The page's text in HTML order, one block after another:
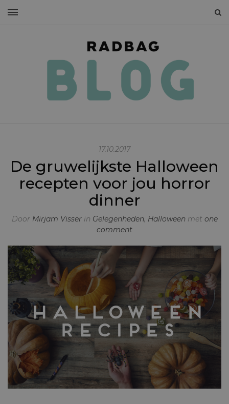
17.10.2017
De gruwelijkste Halloween
recepten voor jou horror
dinner
Door Mirjam Visserin Gelegenheden, Halloweenmet one
comment